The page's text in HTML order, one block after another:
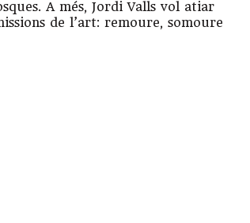
A més, Jordi Valls vol atiar
de l’art: remoure, somoure